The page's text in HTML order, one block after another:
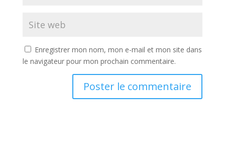
Enregistrer mon nom, mon e-mail et mon site dans
le navigateur pour mon prochain commentaire.